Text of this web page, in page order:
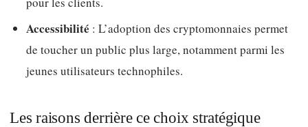
Accessibilité : L’adoption des cryptomonnaies permet
de toucher un public plus large, notamment parmi les
jeunes utilisateurs technophiles.
Les raisons derrière ce choix stratégique